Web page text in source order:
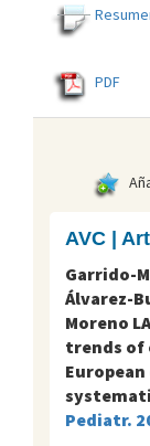
PDF
AVC |
Garrido-
Álvarez-
Moreno
trends of
Pediatr.